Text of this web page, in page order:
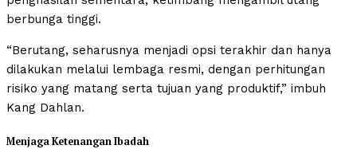
berbunga tinggi.
“Berutang, seharusnya menjadi opsi terakhir dan hanya
dilakukan melalui lembaga resmi, dengan perhitungan
risiko yang matang serta tujuan yang produktif,” imbuh
Kang Dahlan.
Menjaga Ketenangan Ibadah